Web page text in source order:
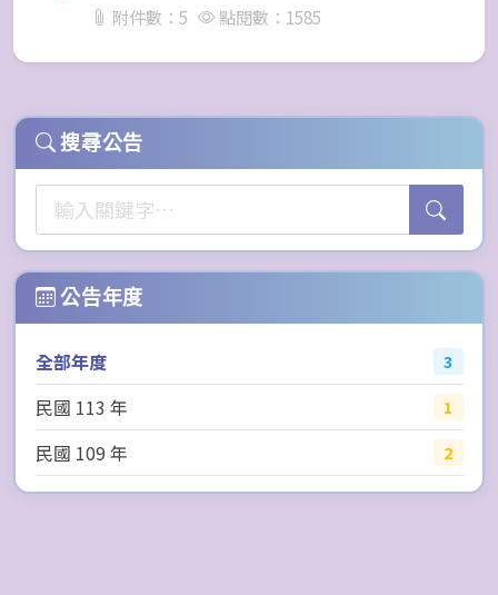
附件數：5 點閱數：1585
搜尋公告
公告年度
全部年度 3
民國 113 年 1
民國 109 年 2